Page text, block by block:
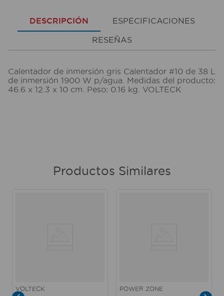
DESCRIPCIÓN ESPECIFICACIONES
RESEÑAS
Calentador de inmersión gris Calentador #10 de 38 L
de inmersión 1900 W p/agua. Medidas del producto:
46.6 x 12.3 x 10 cm. Peso: 0.16 kg. VOLTECK
Productos Similares
VOLTECK POWER ZONE